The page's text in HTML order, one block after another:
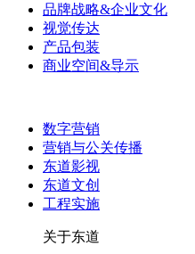
品牌战略&企业文化
视觉传达
产品包装
商业空间&导示
数字营销
营销与公关传播
东道影视
东道文创
工程实施
关于东道